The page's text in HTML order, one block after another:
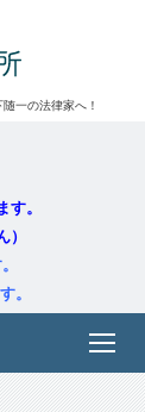
一の法律家へ！
。
。